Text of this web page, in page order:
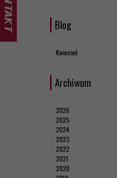
Blog
Kwiecień
Archiwum
2026
2025
2024
2023
2022
2021
2020